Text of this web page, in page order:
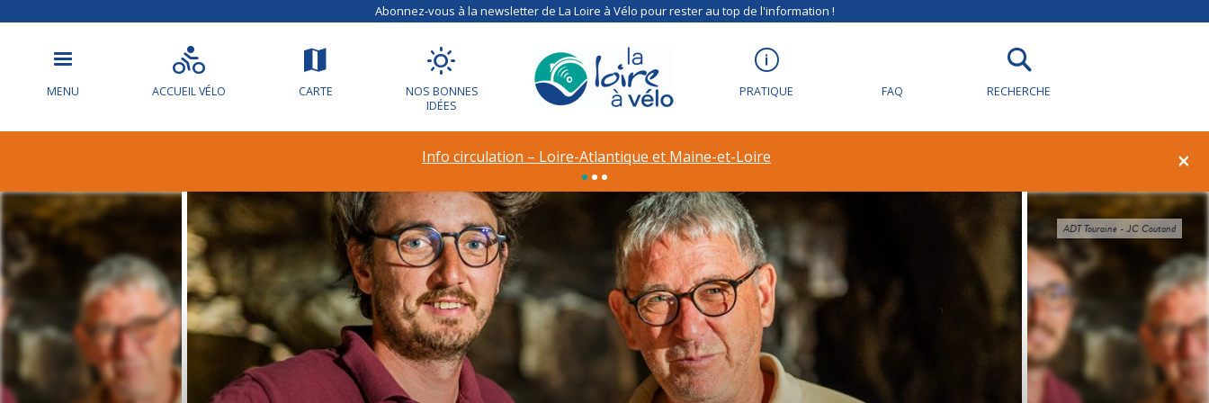
Abonnez-vous à la newsletter de La Loire à Vélo pour rester au top de l'information !
MENU ACCUEIL VÉLO CARTE
NOS BONNES
IDÉES
PRATIQUE FAQ RECHERCHE
×
Info circulation – Loire-Atlantique et Maine-et-Loire
ADT Touraine - JC Coutand